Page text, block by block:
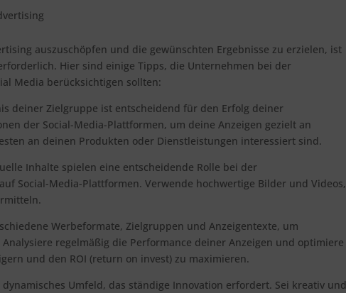
auszuschöpfen und die gewünschten Ergebnisse zu erzielen, ist
Hier sind einige Tipps, die Unternehmen bei der
Media berücksichtigen sollten:
deiner Zielgruppe ist entscheidend für den Erfolg deiner
der Social-Media-Plattformen, um deine Anzeigen gezielt an
an deinen Produkten oder Dienstleistungen interessiert sind.
Inhalte spielen eine entscheidende Rolle bei der
Social-Media-Plattformen. Verwende hochwertige Bilder und Videos,
Werbeformate, Zielgruppen und Anzeigentexte, um
regelmäßig die Performance deiner Anzeigen und optimiere
und den ROI (return on invest) zu maximieren.
Umfeld, das ständige Innovation erfordert. Sei kreativ und